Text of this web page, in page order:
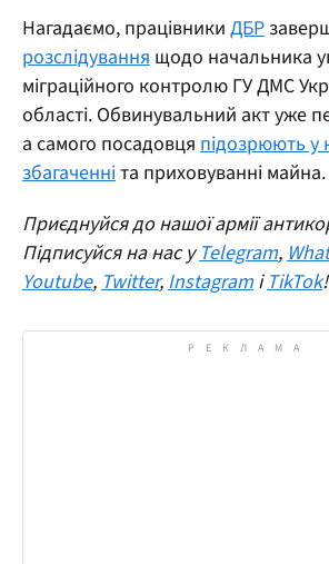
Нагадаємо, працівники ДБР
розслідування щодо начальника
міграційного контролю ГУ ДМС
області. Обвинувальний акт уже
а самого посадовця підозрюють у
збагаченніта приховуванні майна.
Приєднуйся до нашої армії
Підписуйся на нас уTelegram,
Youtube,Twitter,Instagram іTikTok!